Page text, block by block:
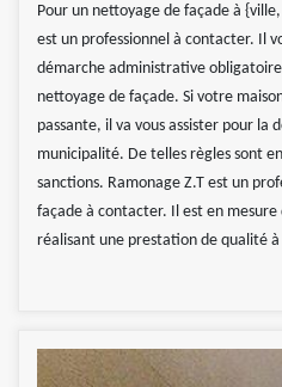
Pour un nettoyage de façade à
est un professionnel à contacter. Il
démarche administrative
nettoyage de façade. Si votre
passante, il va vous assister pour la
municipalité. De telles règles sont
sanctions. Ramonage Z.T est un
façade à contacter. Il est en mesure
réalisant une prestation de qualité